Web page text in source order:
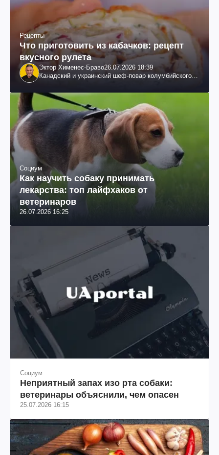
Рецепты
Что приготовить из кабачков: рецепт
вкусного рулета
Эктор Хименес-Браво26.07.2026 18:39
Канадский и украинский шеф-повар колумбийского
Социум
Как научить собаку принимать
лекарства: топ лайфхаков от
ветеринаров
26.07.2026 16:25
Социум
Неприятный запах изо рта собаки:
ветеринары объяснили, чем опасен
25.07.2026 16:15